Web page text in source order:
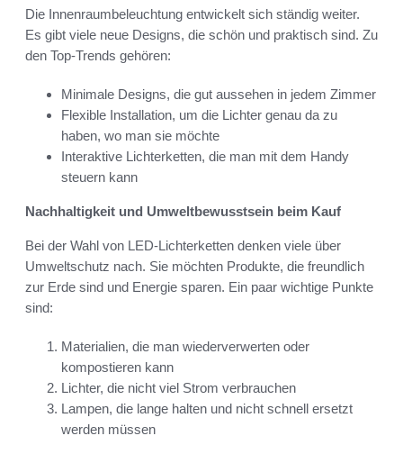
Die Innenraumbeleuchtung entwickelt sich ständig weiter.
Es gibt viele neue Designs, die schön und praktisch sind. Zu
den Top-Trends gehören:
Minimale Designs, die gut aussehen in jedem Zimmer
Flexible Installation, um die Lichter genau da zu
haben, wo man sie möchte
Interaktive Lichterketten, die man mit dem Handy
steuern kann
Nachhaltigkeit und Umweltbewusstsein beim Kauf
Bei der Wahl von LED-Lichterketten denken viele über
Umweltschutz nach. Sie möchten Produkte, die freundlich
zur Erde sind und Energie sparen. Ein paar wichtige Punkte
sind:
Materialien, die man wiederverwerten oder
kompostieren kann
Lichter, die nicht viel Strom verbrauchen
Lampen, die lange halten und nicht schnell ersetzt
werden müssen